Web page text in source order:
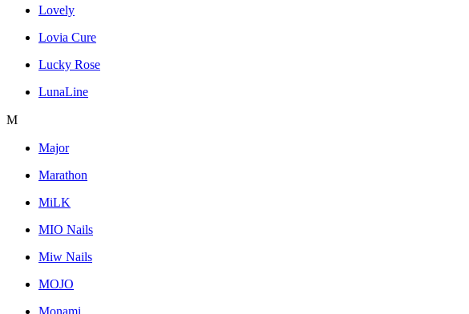
Lovely
Lovia Cure
Lucky Rose
LunaLine
M
Major
Marathon
MiLK
MIO Nails
Miw Nails
MOJO
Monami